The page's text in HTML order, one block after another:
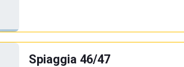
Spiaggia 46/47